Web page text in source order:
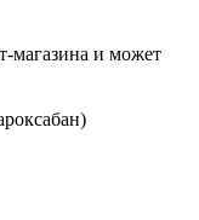
магазина и может